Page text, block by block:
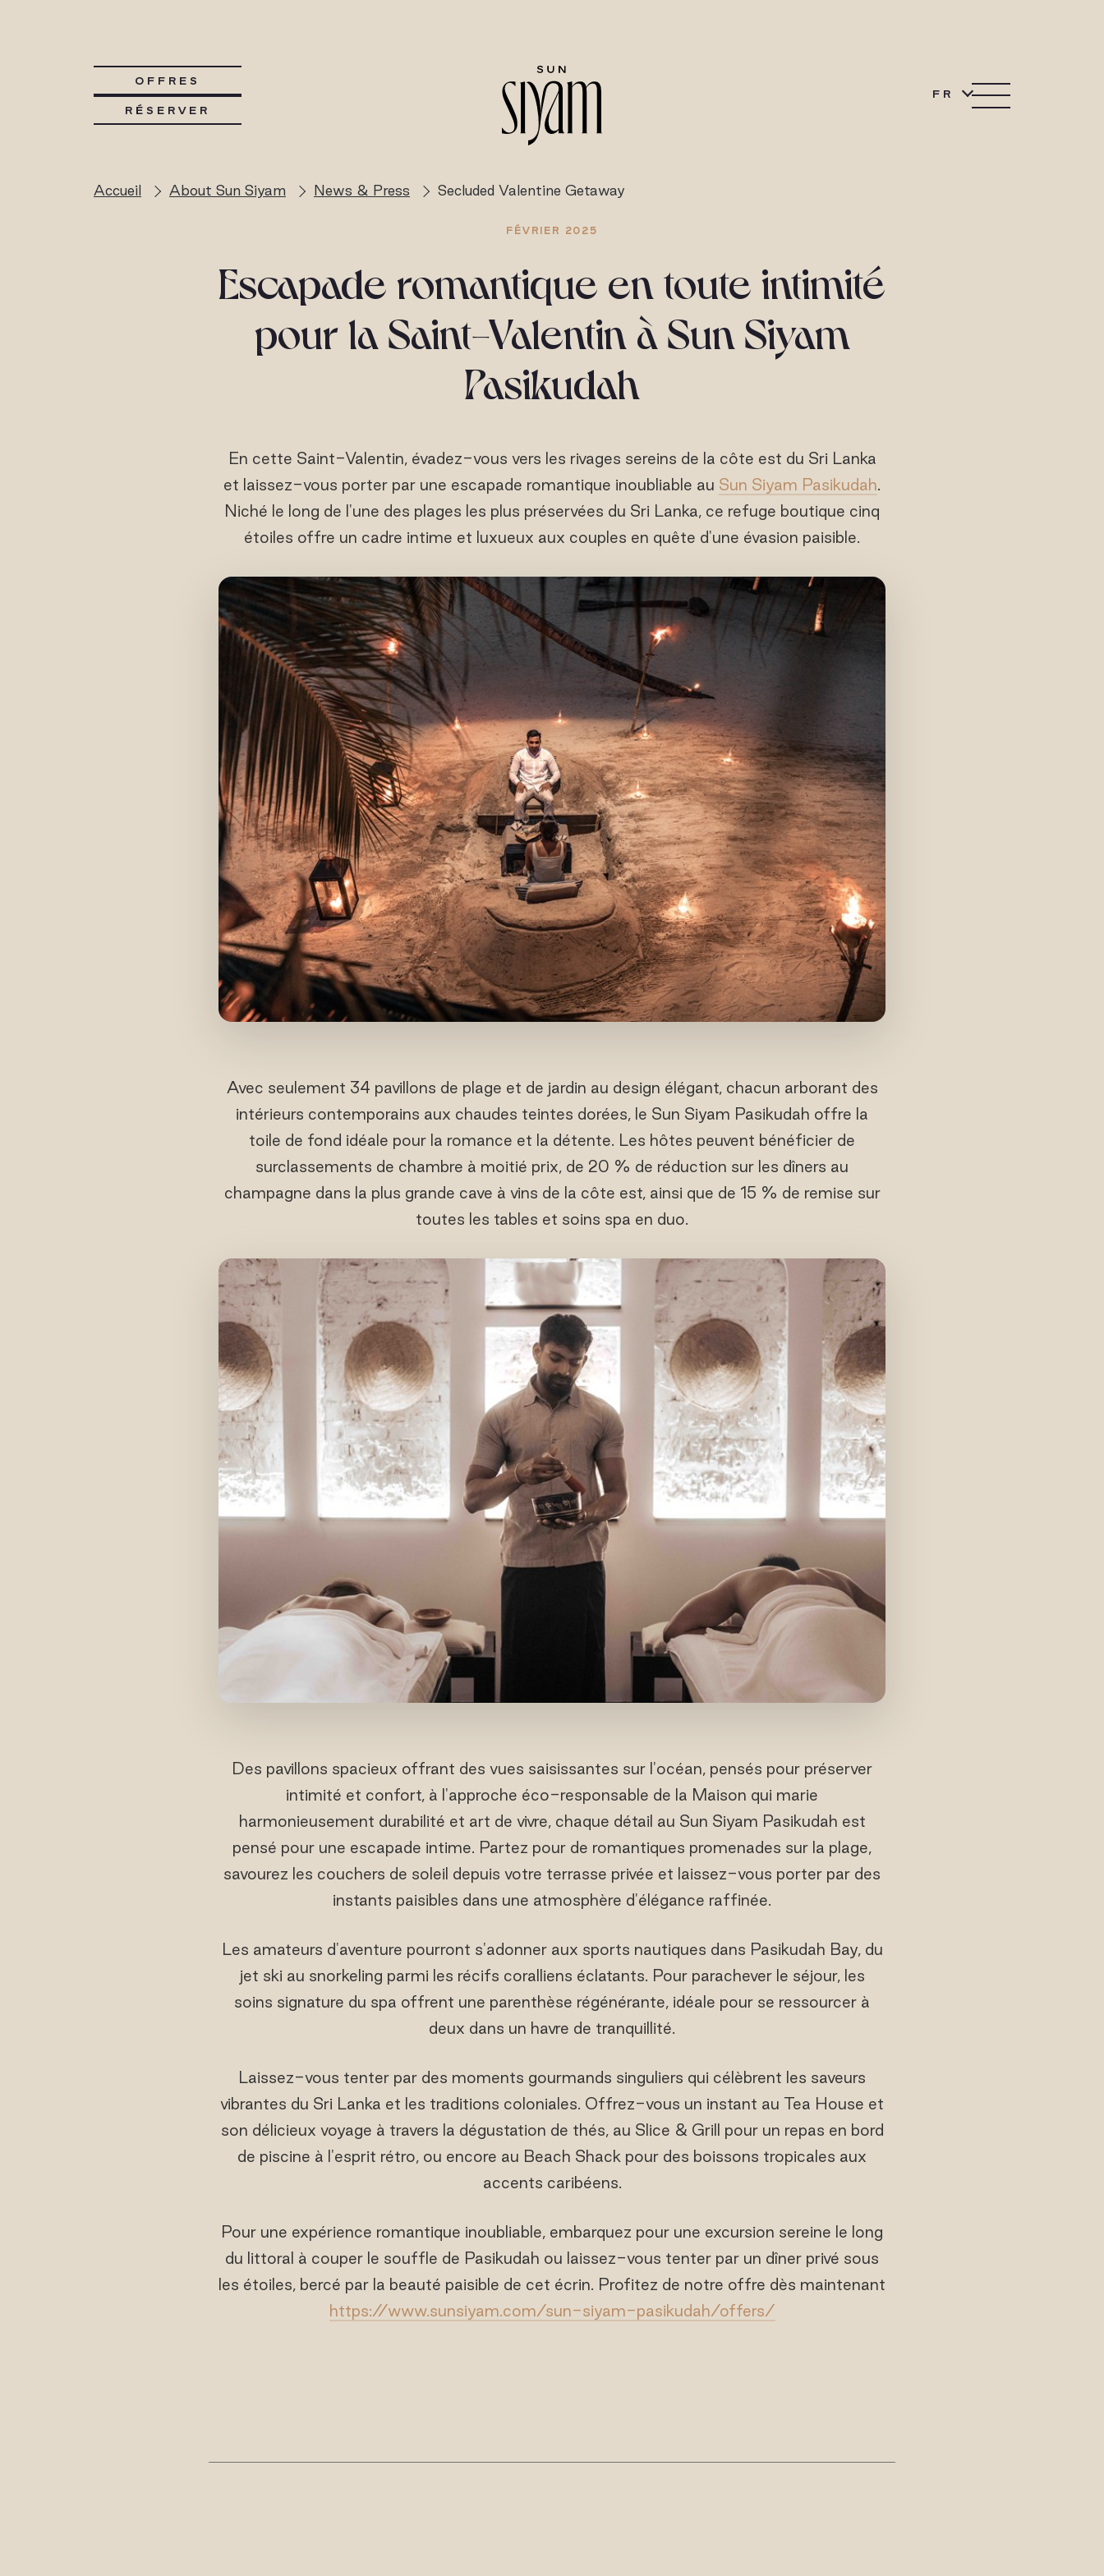
OFFRES
RÉSERVER
FR
Accueil About Sun Siyam News & Press Secluded Valentine Getaway
FÉVRIER 2025
Escapade romantique en toute intimité
pour la Saint-Valentin à Sun Siyam
Pasikudah
En cette Saint-Valentin, évadez-vous vers les rivages sereins de la côte est du Sri Lanka
et laissez-vous porter par une escapade romantique inoubliable au Sun Siyam Pasikudah.
Niché le long de l'une des plages les plus préservées du Sri Lanka, ce refuge boutique cinq
étoiles offre un cadre intime et luxueux aux couples en quête d'une évasion paisible.
Avec seulement 34 pavillons de plage et de jardin au design élégant, chacun arborant des
intérieurs contemporains aux chaudes teintes dorées, le Sun Siyam Pasikudah offre la
toile de fond idéale pour la romance et la détente. Les hôtes peuvent bénéficier de
surclassements de chambre à moitié prix, de 20 % de réduction sur les dîners au
champagne dans la plus grande cave à vins de la côte est, ainsi que de 15 % de remise sur
toutes les tables et soins spa en duo.
Des pavillons spacieux offrant des vues saisissantes sur l'océan, pensés pour préserver
intimité et confort, à l'approche éco-responsable de la Maison qui marie
harmonieusement durabilité et art de vivre, chaque détail au Sun Siyam Pasikudah est
pensé pour une escapade intime. Partez pour de romantiques promenades sur la plage,
savourez les couchers de soleil depuis votre terrasse privée et laissez-vous porter par des
instants paisibles dans une atmosphère d'élégance raffinée.
Les amateurs d'aventure pourront s'adonner aux sports nautiques dans Pasikudah Bay, du
jet ski au snorkeling parmi les récifs coralliens éclatants. Pour parachever le séjour, les
soins signature du spa offrent une parenthèse régénérante, idéale pour se ressourcer à
deux dans un havre de tranquillité.
Laissez-vous tenter par des moments gourmands singuliers qui célèbrent les saveurs
vibrantes du Sri Lanka et les traditions coloniales. Offrez-vous un instant au Tea House et
son délicieux voyage à travers la dégustation de thés, au Slice & Grill pour un repas en bord
de piscine à l'esprit rétro, ou encore au Beach Shack pour des boissons tropicales aux
accents caribéens.
Pour une expérience romantique inoubliable, embarquez pour une excursion sereine le long
du littoral à couper le souffle de Pasikudah ou laissez-vous tenter par un dîner privé sous
les étoiles, bercé par la beauté paisible de cet écrin. Profitez de notre offre dès maintenant
https://www.sunsiyam.com/sun-siyam-pasikudah/offers/